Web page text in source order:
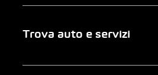
Trova auto e servizi